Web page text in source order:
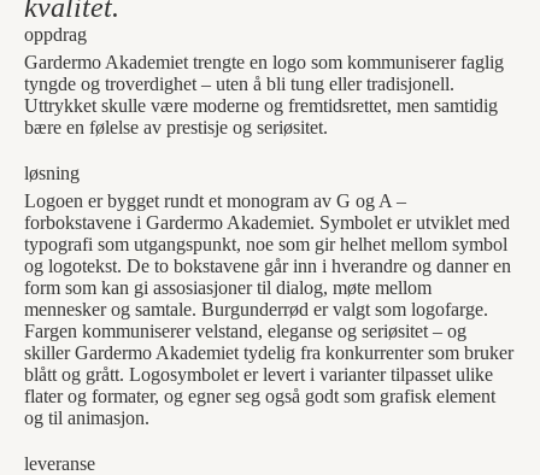
kvalitet.
oppdrag
Gardermo Akademiet trengte en logo som kommuniserer faglig
tyngde og troverdighet – uten å bli tung eller tradisjonell.
Uttrykket skulle være moderne og fremtidsrettet, men samtidig
bære en følelse av prestisje og seriøsitet.
løsning
Logoen er bygget rundt et monogram av G og A –
forbokstavene i Gardermo Akademiet. Symbolet er utviklet med
typografi som utgangspunkt, noe som gir helhet mellom symbol
og logotekst. De to bokstavene går inn i hverandre og danner en
form som kan gi assosiasjoner til dialog, møte mellom
mennesker og samtale. Burgunderrød er valgt som logofarge.
Fargen kommuniserer velstand, eleganse og seriøsitet – og
skiller Gardermo Akademiet tydelig fra konkurrenter som bruker
blått og grått. Logosymbolet er levert i varianter tilpasset ulike
flater og formater, og egner seg også godt som grafisk element
og til animasjon.
leveranse